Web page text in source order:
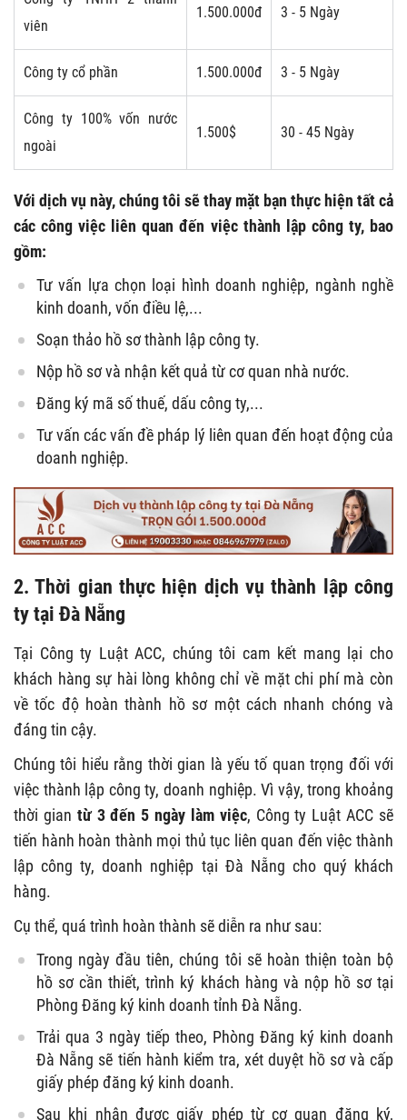
viên
1.500.000đ 3 - 5 Ngày
Công ty cổ phần 1.500.000đ 3 - 5 Ngày
Công ty 100% vốn nước
ngoài
1.500$ 30 - 45 Ngày
Với dịch vụ này, chúng tôi sẽ thay mặt bạn thực hiện tất cả
các công việc liên quan đến việc thành lập công ty, bao
gồm:
Tư vấn lựa chọn loại hình doanh nghiệp, ngành nghề
kinh doanh, vốn điều lệ,...
Soạn thảo hồ sơ thành lập công ty.
Nộp hồ sơ và nhận kết quả từ cơ quan nhà nước.
Đăng ký mã số thuế, dấu công ty,...
Tư vấn các vấn đề pháp lý liên quan đến hoạt động của
doanh nghiệp.
2. Thời gian thực hiện dịch vụ thành lập công
ty tại Đà Nẵng
Tại Công ty Luật ACC, chúng tôi cam kết mang lại cho
khách hàng sự hài lòng không chỉ về mặt chi phí mà còn
về tốc độ hoàn thành hồ sơ một cách nhanh chóng và
đáng tin cậy.
Chúng tôi hiểu rằng thời gian là yếu tố quan trọng đối với
việc thành lập công ty, doanh nghiệp. Vì vậy, trong khoảng
thời gian từ 3 đến 5 ngày làm việc, Công ty Luật ACC sẽ
tiến hành hoàn thành mọi thủ tục liên quan đến việc thành
lập công ty, doanh nghiệp tại Đà Nẵng cho quý khách
hàng.
Cụ thể, quá trình hoàn thành sẽ diễn ra như sau:
Trong ngày đầu tiên, chúng tôi sẽ hoàn thiện toàn bộ
hồ sơ cần thiết, trình ký khách hàng và nộp hồ sơ tại
Phòng Đăng ký kinh doanh tỉnh Đà Nẵng.
Trải qua 3 ngày tiếp theo, Phòng Đăng ký kinh doanh
Đà Nẵng sẽ tiến hành kiểm tra, xét duyệt hồ sơ và cấp
giấy phép đăng ký kinh doanh.
Sau khi nhận được giấy phép từ cơ quan đăng ký,